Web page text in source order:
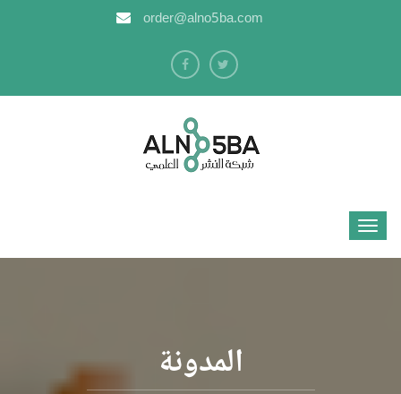
order@alno5ba.com
المدونة